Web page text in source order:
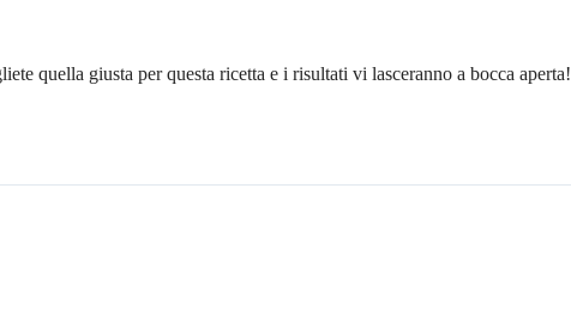
quella giusta per questa ricetta e i risultati vi lasceranno a bocca aperta!